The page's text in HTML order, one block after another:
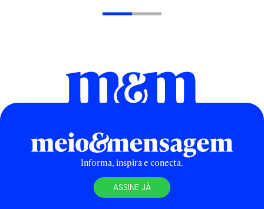
Informa, inspira e conecta.
ASSINE JÁ